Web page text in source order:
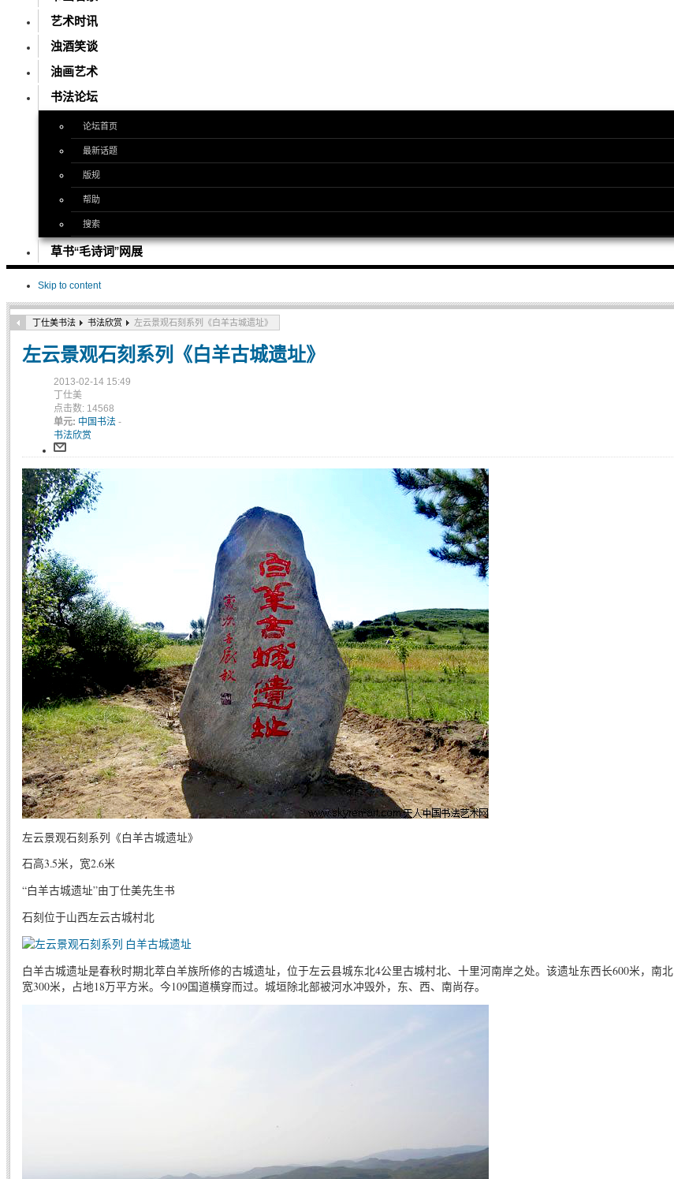
艺术时讯
浊酒笑谈
油画艺术
书法论坛
论坛首页
最新话题
版规
帮助
搜索
草书“毛诗词”网展
Skip to content
丁仕美书法 书法欣赏 左云景观石刻系列《白羊古城遗址》
左云景观石刻系列《白羊古城遗址》
2013-02-14 15:49
丁仕美
点击数: 14568
单元: 中国书法 -
书法欣赏
左云景观石刻系列《白羊古城遗址》
石高3.5米，宽2.6米
“白羊古城遗址”由丁仕美先生书
石刻位于山西左云古城村北
白羊古城遗址是春秋时期北萃白羊族所修的古城遗址，位于左云县城东北4公里古城村北、十里河南岸之处。该遗址东西长600米，南北
宽300米，占地18万平方米。今109国道横穿而过。城垣除北部被河水冲毁外，东、西、南尚存。